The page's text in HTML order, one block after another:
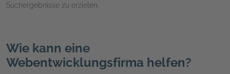
Suchergebnisse zu erzielen.
Wie kann eine
Webentwicklungsfirma helfen?